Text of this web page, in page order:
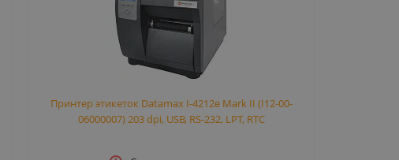
Принтер этикеток Datamax I-4212e Mark II (I12-00-
06000007) 203 dpi, USB, RS-232, LPT, RTC